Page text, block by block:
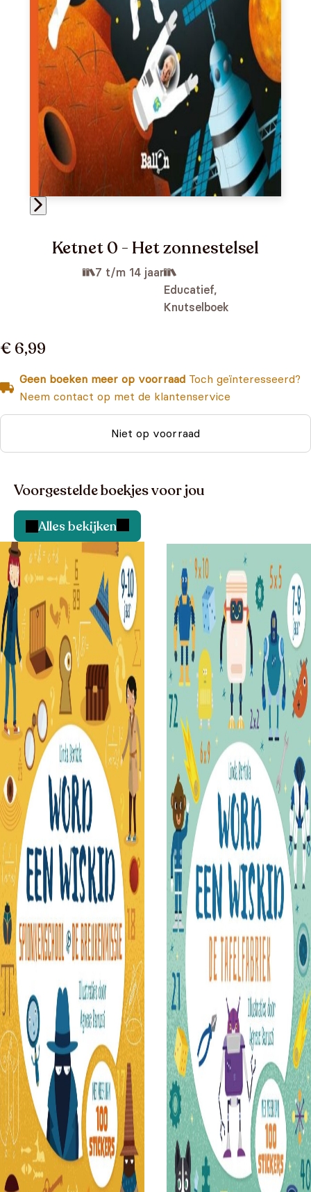
Ketnet 0 - Het zonnestelsel
7 t/m 14 jaar
Educatief,
Knutselboek
€ 6,99
Geen boeken meer op voorraad Toch geïnteresseerd?
Neem contact op met de klantenservice
Niet op voorraad
Voorgestelde boekjes voor jou
Alles bekijken